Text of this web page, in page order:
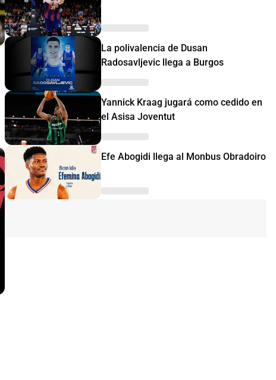
La polivalencia de Dusan
Radosavljevic llega a Burgos
Yannick Kraag jugará como cedido en
el Asisa Joventut
Efe Abogidi llega al Monbus Obradoiro